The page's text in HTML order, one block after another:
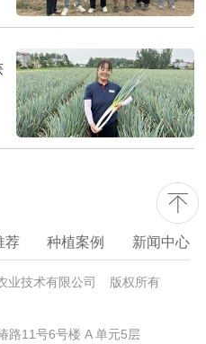
荐 种植案例 新闻中心
业技术有限公司
版权所有
路11号6号楼 A 单元5层